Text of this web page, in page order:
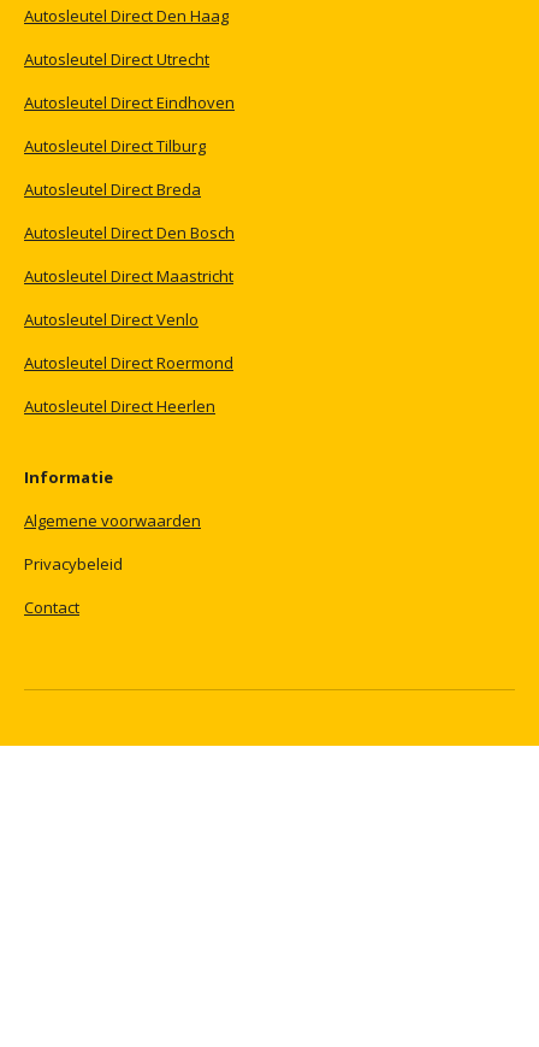
Autosleutel DirectDen Haag
Autosleutel DirectUtrecht
Autosleutel DirectEindhoven
Autosleutel DirectTilburg
Autosleutel DirectBreda
Autosleutel DirectDen Bosch
Autosleutel DirectMaastricht
Autosleutel DirectVenlo
Autosleutel DirectRoermond
Autosleutel DirectHeerlen
Informatie
Algemene voorwaarden
Privacybeleid
Contact